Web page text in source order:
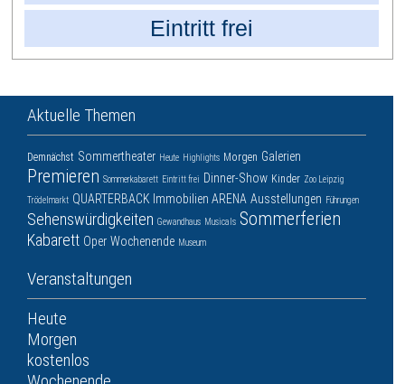
Eintritt frei
Aktuelle Themen
Demnächst Sommertheater Heute Highlights Morgen Galerien
Premieren Sommerkabarett Eintritt frei Dinner-Show Kinder Zoo Leipzig
Trödelmarkt QUARTERBACK Immobilien ARENA Ausstellungen Führungen
Sehenswürdigkeiten Gewandhaus Musicals Sommerferien
Kabarett Oper Wochenende Museum
Veranstaltungen
Heute
Morgen
kostenlos